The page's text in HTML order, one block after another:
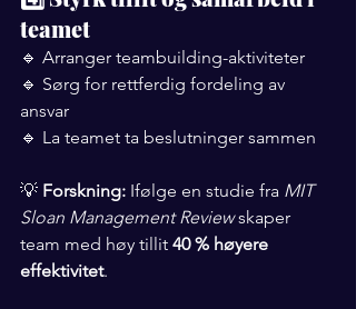
teamet
🔹 Arranger teambuilding-aktiviteter
🔹 Sørg for rettferdig fordeling av
ansvar
🔹 La teamet ta beslutninger sammen
💡 Forskning: Ifølge en studie fra MIT
Sloan Management Review skaper
team med høy tillit 40 % høyere
effektivitet.